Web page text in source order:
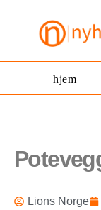
hjem
Lions Norge